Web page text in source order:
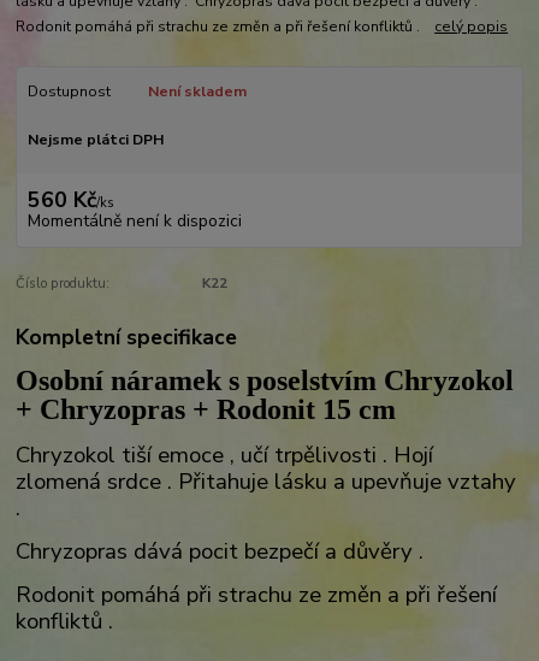
Rodonit pomáhá při strachu ze změn a při řešení konfliktů . celý popis
Dostupnost Není skladem
Nejsme plátci DPH
560 Kč/ks
Momentálně není k dispozici
Číslo produktu: K22
Kompletní specifikace
Osobní náramek s poselstvím Chryzokol
+ Chryzopras + Rodonit 15 cm
Chryzokol tiší emoce , učí trpělivosti . Hojí
zlomená srdce . Přitahuje lásku a upevňuje vztahy
.
Chryzopras dává pocit bezpečí a důvěry .
Rodonit pomáhá při strachu ze změn a při řešení
konfliktů .